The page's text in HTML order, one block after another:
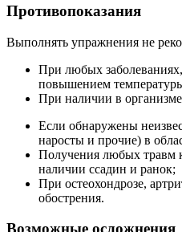
Противопоказания
Выполнять упражнения не
При любых
повышением
При наличии в
Если обнаружены
наросты и прочие) в
Получения любых травм
наличии ссадин и ранок;
При остеохондрозе,
обострения.